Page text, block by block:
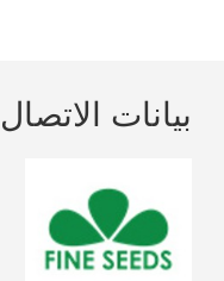
بيانات الاتصال